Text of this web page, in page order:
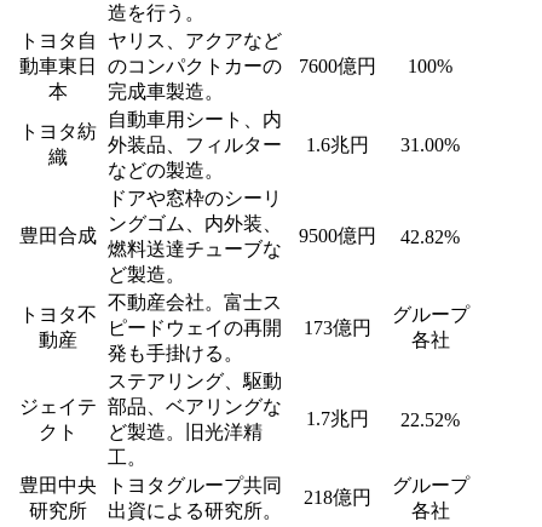
造を行う。
トヨタ自
動車東日
本
ヤリス、アクアなど
のコンパクトカーの
完成車製造。
7600億円 100%
トヨタ紡
織
自動車用シート、内
外装品、フィルター
などの製造。
1.6兆円 31.00%
豊田合成
ドアや窓枠のシーリ
ングゴム、内外装、
燃料送達チューブな
ど製造。
9500億円 42.82%
トヨタ不
動産
不動産会社。富士ス
ピードウェイの再開
発も手掛ける。
173億円
グループ
各社
ジェイテ
クト
ステアリング、駆動
部品、ベアリングな
ど製造。旧光洋精
工。
1.7兆円 22.52%
豊田中央
研究所
トヨタグループ共同
出資による研究所。
218億円
グループ
各社